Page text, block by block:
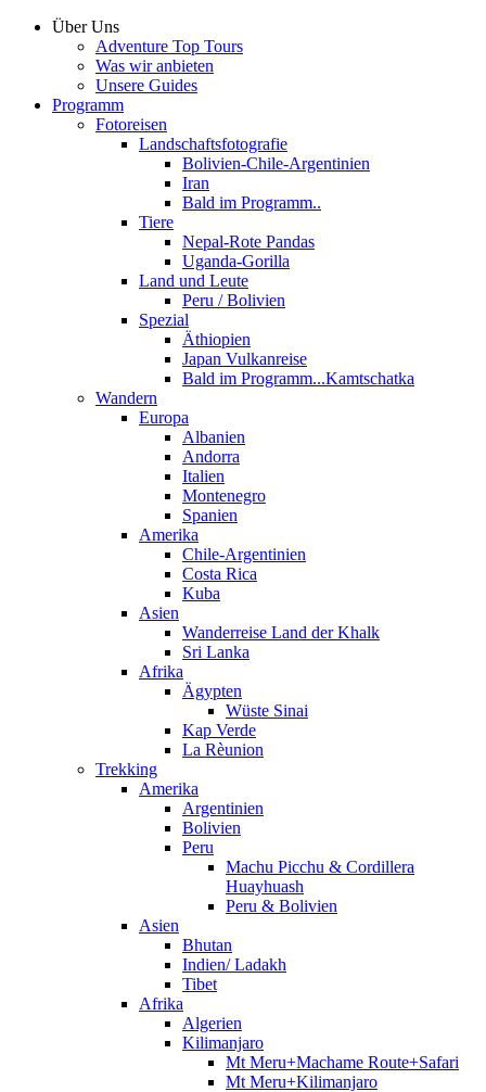
Über Uns
Adventure Top Tours
Was wir anbieten
Unsere Guides
Programm
Fotoreisen
Landschaftsfotografie
Bolivien-Chile-Argentinien
Iran
Bald im Programm..
Tiere
Nepal-Rote Pandas
Uganda-Gorilla
Land und Leute
Peru / Bolivien
Spezial
Äthiopien
Japan Vulkanreise
Bald im Programm...Kamtschatka
Wandern
Europa
Albanien
Andorra
Italien
Montenegro
Spanien
Amerika
Chile-Argentinien
Costa Rica
Kuba
Asien
Wanderreise Land der Khalk
Sri Lanka
Afrika
Ägypten
Wüste Sinai
Kap Verde
La Rèunion
Trekking
Amerika
Argentinien
Bolivien
Peru
Machu Picchu & Cordillera
Huayhuash
Peru & Bolivien
Asien
Bhutan
Indien/ Ladakh
Tibet
Afrika
Algerien
Kilimanjaro
Mt Meru+Machame Route+Safari
Mt Meru+Kilimanjaro